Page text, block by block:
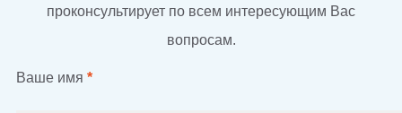
проконсультирует по всем интересующим Вас
вопросам.
Ваше имя *